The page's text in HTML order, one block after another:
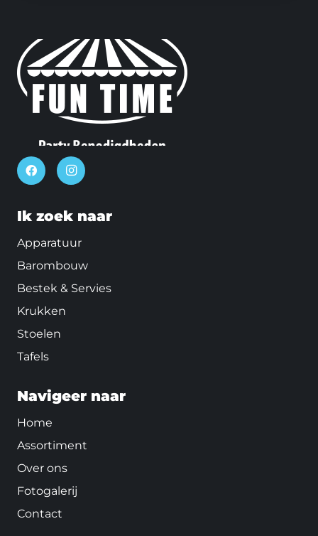
Ik zoek naar
Apparatuur
Barombouw
Bestek & Servies
Krukken
Stoelen
Tafels
Navigeer naar
Home
Assortiment
Over ons
Fotogalerij
Contact